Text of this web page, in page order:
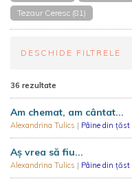
Tezaur Ceresc (81)
DESCHIDE FILTRELE
36 rezultate
Am chemat, am cântat...
Alexandrina Tulics | Pâine din țăst
Aș vrea să fiu...
Alexandrina Tulics | Pâine din țăst